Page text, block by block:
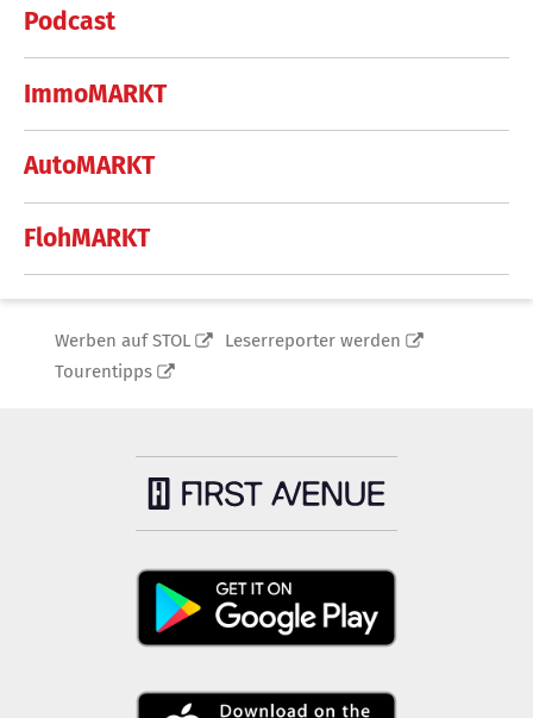
Podcast
ImmoMARKT
AutoMARKT
FlohMARKT
Werben auf STOL
Leserreporter werden
Tourentipps